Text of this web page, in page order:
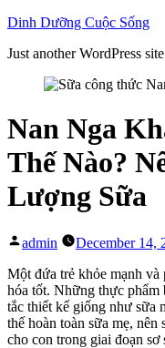
Skip
content
Dinh Dưỡng Cuộc Sống
Just another WordPress site
Nan Nga
Thế Nào?
Lượng Sữa
Posted
admin December 14,
Một đứa trẻ khỏe mạnh và
hóa tốt. Những thực phẩm
tắc thiết kế giống như sữa
thế hoàn toàn sữa mẹ,
cho con trong giai đoạn sơ